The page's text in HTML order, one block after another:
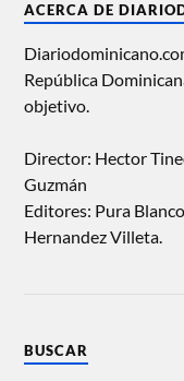
ACERCA DE
República
objetivo.
Director: Hector
Guzmán
Editores: Pura
Hernandez Villeta.
BUSCAR